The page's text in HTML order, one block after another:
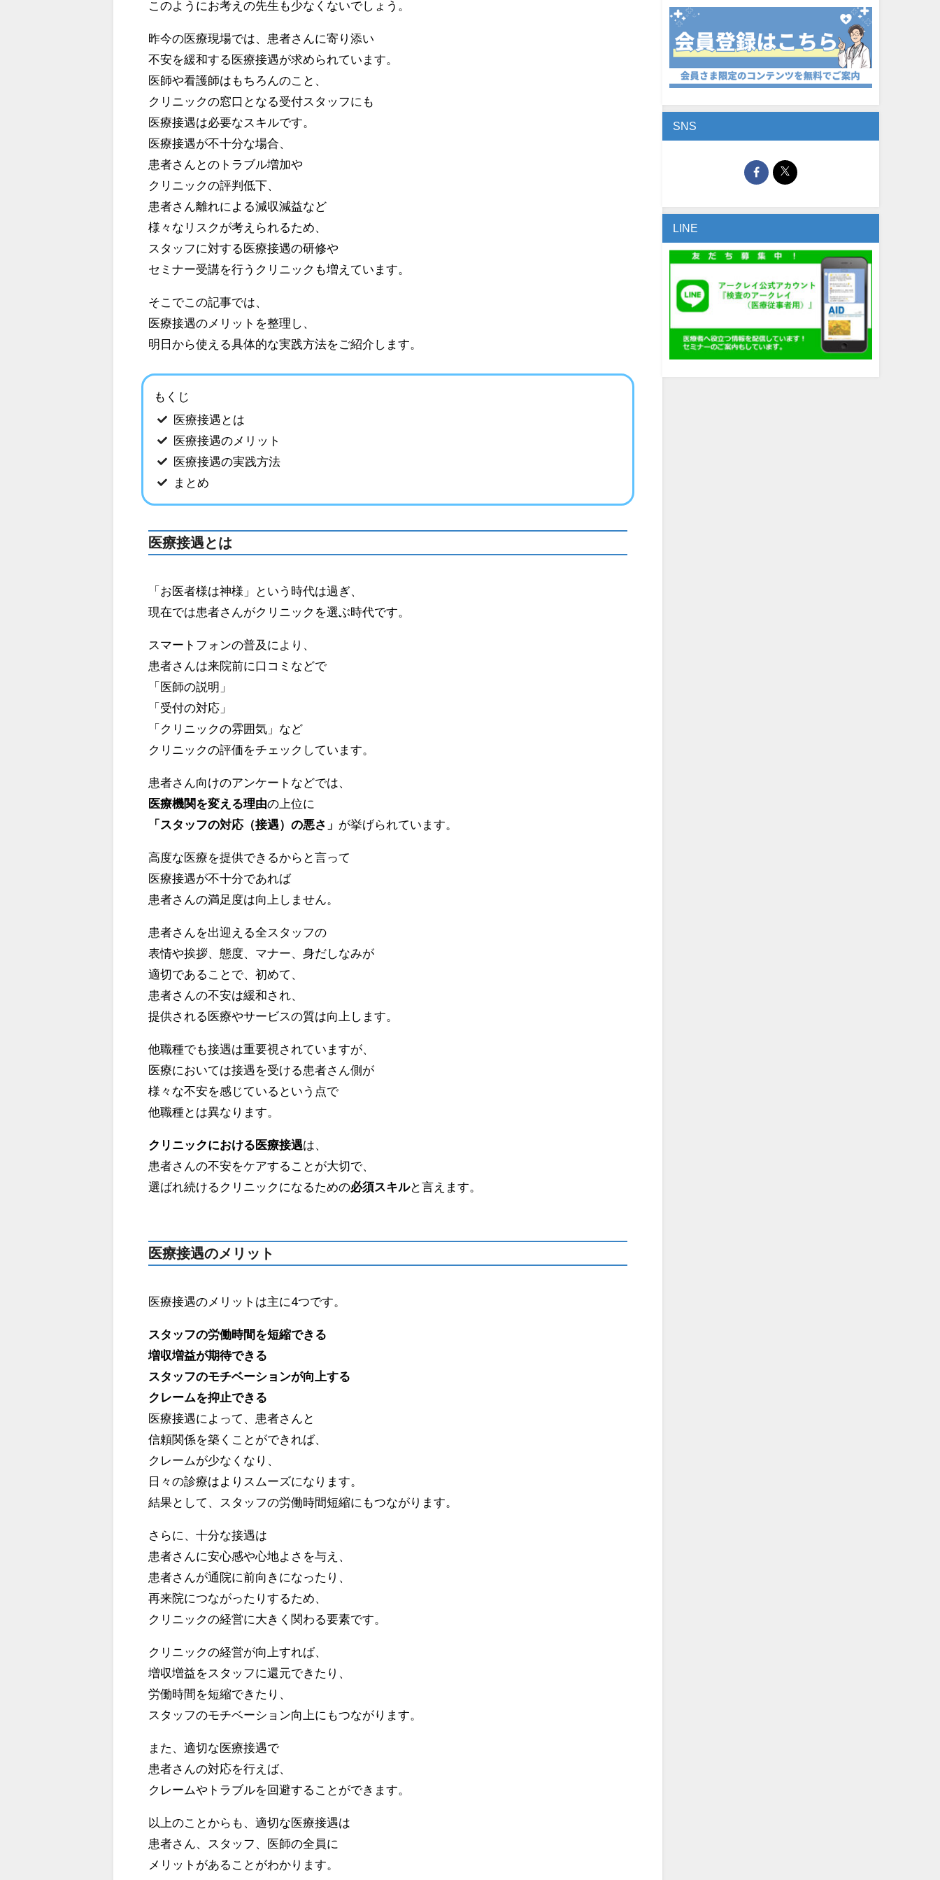
このようにお考えの先生も少なくないでしょう。
昨今の医療現場では、患者さんに寄り添い
不安を緩和する医療接遇が求められています。
医師や看護師はもちろんのこと、
クリニックの窓口となる受付スタッフにも
医療接遇は必要なスキルです。
医療接遇が不十分な場合、
患者さんとのトラブル増加や
クリニックの評判低下、
患者さん離れによる減収減益など
様々なリスクが考えられるため、
スタッフに対する医療接遇の研修や
セミナー受講を行うクリニックも増えています。
そこでこの記事では、
医療接遇のメリットを整理し、
明日から使える具体的な実践方法をご紹介します。
もくじ
医療接遇とは
医療接遇のメリット
医療接遇の実践方法
まとめ
医療接遇とは
「お医者様は神様」という時代は過ぎ、
現在では患者さんがクリニックを選ぶ時代です。
スマートフォンの普及により、
患者さんは来院前に口コミなどで
「医師の説明」
「受付の対応」
「クリニックの雰囲気」など
クリニックの評価をチェックしています。
患者さん向けのアンケートなどでは、
医療機関を変える理由の上位に
「スタッフの対応（接遇）の悪さ」 が挙げられています。
高度な医療を提供できるからと言って
医療接遇が不十分であれば
患者さんの満足度は向上しません。
患者さんを出迎える全スタッフの
表情や挨拶、態度、マナー、身だしなみが
適切であることで、初めて、
患者さんの不安は緩和され、
提供される医療やサービスの質は向上します。
他職種でも接遇は重要視されていますが、
医療においては接遇を受ける患者さん側が
様々な不安を感じているという点で
他職種とは異なります。
クリニックにおける医療接遇は、
患者さんの不安をケアすることが大切で、
選ばれ続けるクリニックになるための必須スキルと言えます。
医療接遇のメリット
医療接遇のメリットは主に4つです。
スタッフの労働時間を短縮できる
増収増益が期待できる
スタッフのモチベーションが向上する
クレームを抑止できる
医療接遇によって、患者さんと
信頼関係を築くことができれば、
クレームが少なくなり、
日々の診療はよりスムーズになります。
結果として、スタッフの労働時間短縮にもつながります。
さらに、十分な接遇は
患者さんに安心感や心地よさを与え、
患者さんが通院に前向きになったり、
再来院につながったりするため、
クリニックの経営に大きく関わる要素です。
クリニックの経営が向上すれば、
増収増益をスタッフに還元できたり、
労働時間を短縮できたり、
スタッフのモチベーション向上にもつながります。
また、適切な医療接遇で
患者さんの対応を行えば、
クレームやトラブルを回避することができます。
以上のことからも、適切な医療接遇は
患者さん、スタッフ、医師の全員に
メリットがあることがわかります。
SNS
LINE